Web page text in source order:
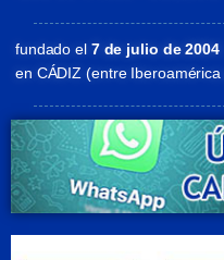
fundado el7 de julio de 2004
en CÁDIZ (entre